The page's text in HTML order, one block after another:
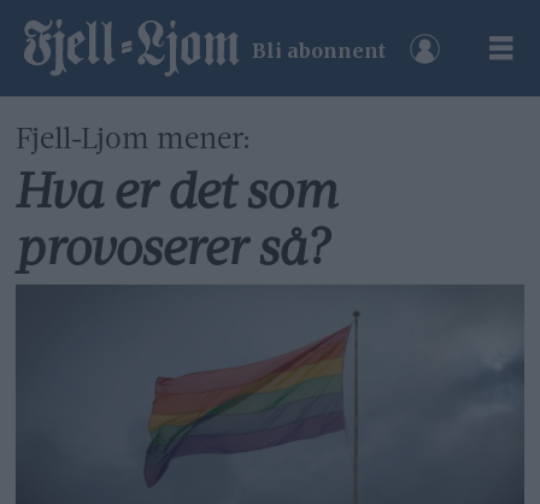
Bli abonnent
Fjell-Ljom mener:
Hva er det som
provoserer så?